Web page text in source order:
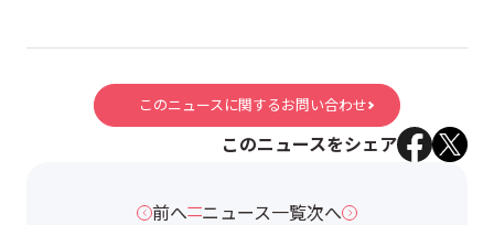
このニュースに関するお問い合わせ
このニュースをシェア
前へ ニュース一覧次へ